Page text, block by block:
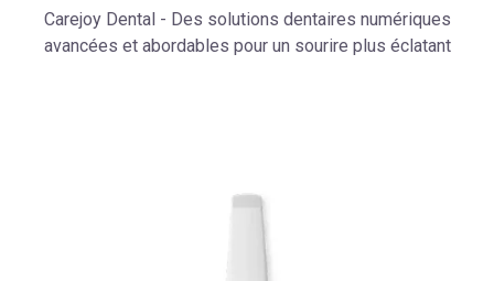
Carejoy Dental - Des solutions dentaires numériques
avancées et abordables pour un sourire plus éclatant